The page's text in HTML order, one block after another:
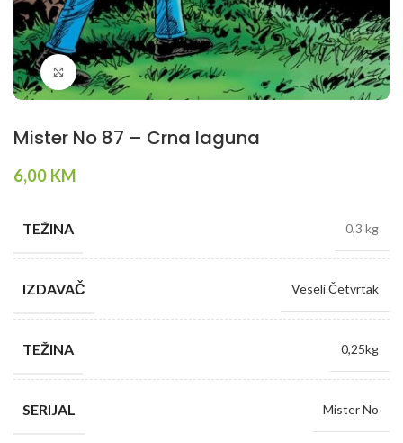
Klikni da povečaš
Mister No 87 – Crna laguna
6,00 KM
TEŽINA 0,3 kg
IZDAVAČ Veseli Četvrtak
TEŽINA 0,25kg
SERIJAL Mister No